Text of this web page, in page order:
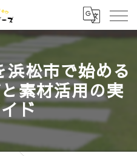
松市で始める
素材活用の実
ド